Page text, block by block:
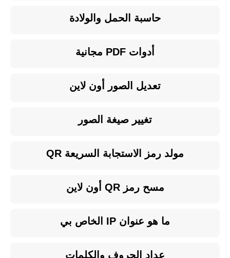
حاسبة الحمل والولادة
أدوات PDF مجانية
تعديل الصور أون لاين
تغيير صيغة الصور
مولد رمز الاستجابة السريعة QR
مسح رمز QR أون لاين
ما هو عنوان IP الخاص بي
عداد الحروف والكلمات